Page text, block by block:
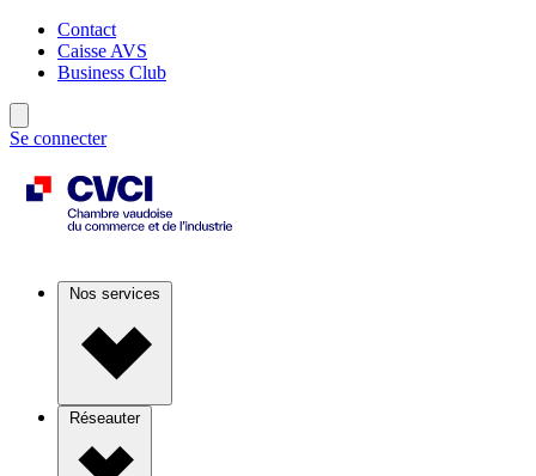
Contact
Caisse AVS
Business Club
Se connecter
Nos services
Réseauter